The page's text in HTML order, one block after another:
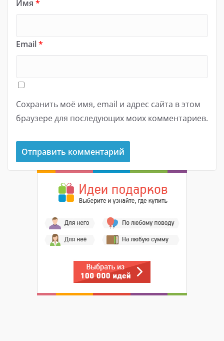
Имя *
Email*
Сохранить моё имя, email и адрес сайта в этом
браузере для последующих моих комментариев.